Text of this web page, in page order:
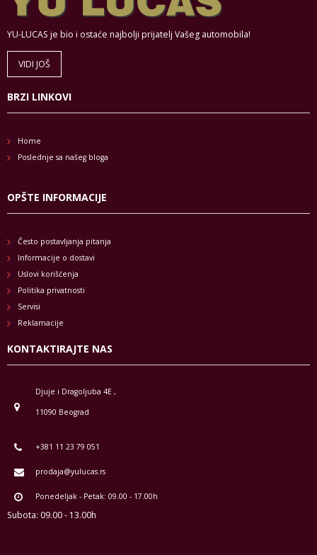
YU-LUCAS je bio i ostaće najbolji prijatelj Vašeg automobila!
VIDI JOŠ
BRZI LINKOVI
Home
Poslednje sa našeg bloga
OPŠTE INFORMACIJE
Često postavljanja pitanja
Informacije o dostavi
Uslovi korišćenja
Politika privatnosti
Servisi
Reklamacije
KONTAKTIRAJTE NAS
Djuje i Dragoljuba 4E ,
11090 Beograd
+381 11 23 79 051
prodaja@yulucas.rs
Ponedeljak - Petak: 09.00 - 17.00h
Subota: 09.00 - 13.00h